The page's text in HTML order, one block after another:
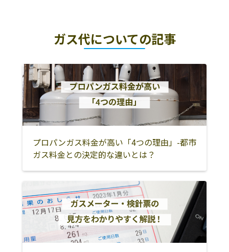
塩谷郡塩谷町
日光市
塩谷郡高根沢町
真岡市
芳賀郡益子町
芳賀郡茂木町
芳賀郡市貝町
芳賀郡芳賀町
宇都宮市
下野市
河内郡上三川町
下都賀郡壬生町
鹿沼市
小山市
栃木市
下都賀郡野木町
足利市
ガス代についての記事
プロパンガス料金が高い「4つの理由」-都市
ガス料金との決定的な違いとは？